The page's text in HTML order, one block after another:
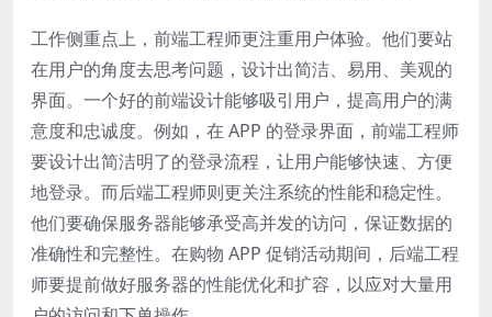
工作侧重点上，前端工程师更注重用户体验。他们要站
在用户的角度去思考问题，设计出简洁、易用、美观的
界面。一个好的前端设计能够吸引用户，提高用户的满
意度和忠诚度。例如，在 APP 的登录界面，前端工程师
要设计出简洁明了的登录流程，让用户能够快速、方便
地登录。而后端工程师则更关注系统的性能和稳定性。
他们要确保服务器能够承受高并发的访问，保证数据的
准确性和完整性。在购物 APP 促销活动期间，后端工程
师要提前做好服务器的性能优化和扩容，以应对大量用